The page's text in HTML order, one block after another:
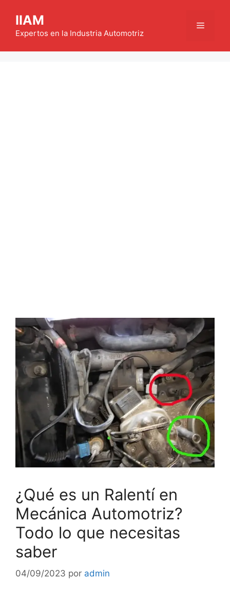
contenido
IIAM
Expertos en la Industria Automotriz
Menú
¿Qué es un Ralentí en
Mecánica Automotriz?
Todo lo que necesitas
saber
04/09/2023 por admin